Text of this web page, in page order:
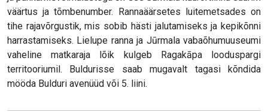
väärtus ja tõmbenumber. Rannaäärsetes luitemetsades on
tihe rajavõrgustik, mis sobib hästi jalutamiseks ja kepikõnni
harrastamiseks. Lielupe ranna ja Jūrmala vabaõhumuuseumi
vaheline matkaraja lõik kulgeb Ragakāpa looduspargi
territooriumil. Buldurisse saab mugavalt tagasi kõndida
mööda Bulduri avenüüd või 5. liini.